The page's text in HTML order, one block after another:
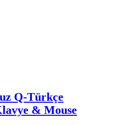
Q-Türkçe
& Mouse